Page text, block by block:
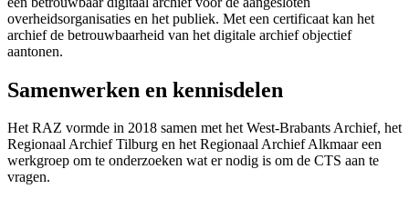
overheidsorganisaties en het publiek. Met een certificaat kan het
archief de betrouwbaarheid van het digitale archief objectief
aantonen.
Samenwerken en kennisdelen
Het RAZ vormde in 2018 samen met het West-Brabants Archief, het
Regionaal Archief Tilburg en het Regionaal Archief Alkmaar een
werkgroep om te onderzoeken wat er nodig is om de CTS aan te
vragen.